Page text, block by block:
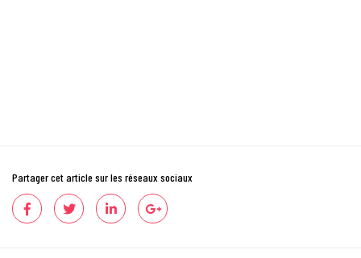
Partager cet article sur les réseaux sociaux